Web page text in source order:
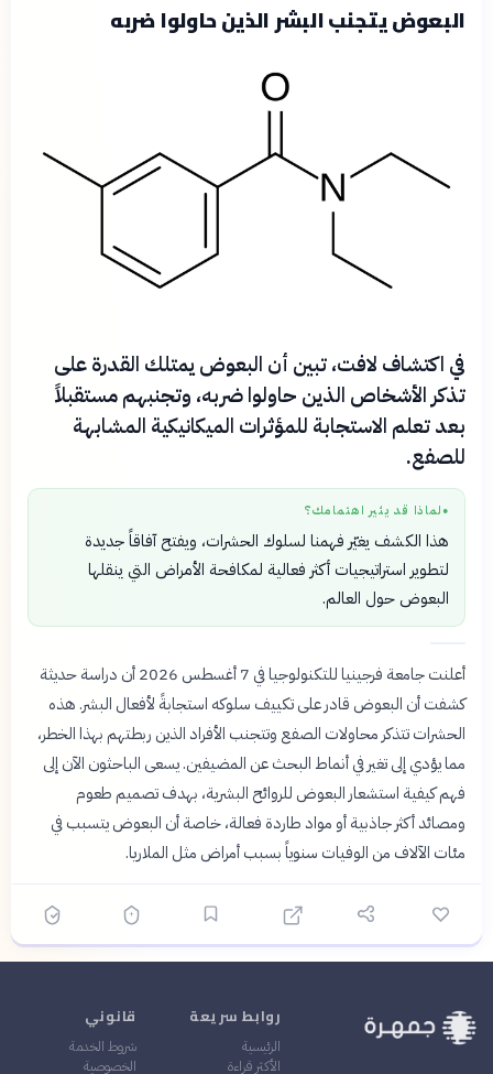
البعوض يتجنب البشر الذين حاولوا ضربه
في اكتشاف لافت، تبين أن البعوض يمتلك القدرة على
تذكر الأشخاص الذين حاولوا ضربه، وتجنبهم مستقبلاً
بعد تعلم الاستجابة للمؤثرات الميكانيكية المشابهة
للصفع.
● لماذا قد يثير اهتمامك؟
هذا الكشف يغيّر فهمنا لسلوك الحشرات، ويفتح آفاقاً جديدة
لتطوير استراتيجيات أكثر فعالية لمكافحة الأمراض التي ينقلها
البعوض حول العالم.
أعلنت جامعة فرجينيا للتكنولوجيا في 7 أغسطس 2026 أن دراسة حديثة
كشفت أن البعوض قادر على تكييف سلوكه استجابةً لأفعال البشر. هذه
الحشرات تتذكر محاولات الصفع وتتجنب الأفراد الذين ربطتهم بهذا الخطر،
مما يؤدي إلى تغير في أنماط البحث عن المضيفين. يسعى الباحثون الآن إلى
فهم كيفية استشعار البعوض للروائح البشرية، بهدف تصميم طعوم
ومصائد أكثر جاذبية أو مواد طاردة فعالة، خاصة أن البعوض يتسبب في
مئات الآلاف من الوفيات سنوياً بسبب أمراض مثل الملاريا.
روابط سريعة
الرئيسية
الأكثر قراءة
قانوني
شروط الخدمة
الخصوصية